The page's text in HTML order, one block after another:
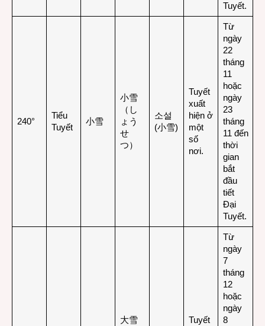
Tuyết.
240°
Tiểu
Tuyết
小雪
小雪
（し
ょう
せ
つ）
소설
(小雪)
Tuyết
xuất
hiện ở
một
số
nơi.
Từ
ngày
22
tháng
11
hoặc
ngày
23
tháng
11 đến
thời
gian
bắt
đầu
tiết
Đại
Tuyết.
大雪
Tuyết
Từ
ngày
7
tháng
12
hoặc
ngày
8